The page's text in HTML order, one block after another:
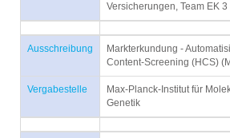
Versicherungen, Team EK 3
Ausschreibung
Markterkundung -
Content-Screening (HCS)
Vergabestelle
Max-Planck-Institut für
Genetik